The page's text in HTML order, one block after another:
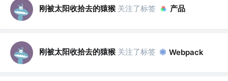
刚被太阳收拾去的猿猴 关注了标签 产品
刚被太阳收拾去的猿猴 关注了标签 Webpack